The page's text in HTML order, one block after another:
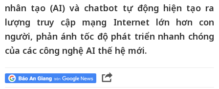
nhân tạo (AI) và chatbot tự động hiện tạo ra
lượng truy cập mạng Internet lớn hơn con
người, phản ánh tốc độ phát triển nhanh chóng
của các công nghệ AI thế hệ mới.